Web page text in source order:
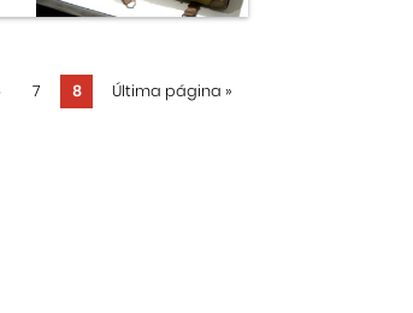
7 8 Última página »